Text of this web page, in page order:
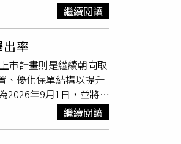
兩年間，自己嘗試不
trust my gut〉，分享
目想唱這首歌，特地
主持人嗎？」為題發
台最紅的哥哥或姐姐，
真正達到「國民級」知
及度極高，是眾人心
」。除了水蜜桃姐姐
孩童成長。另外也有少
琶姐姐放在哪」。 在
繼續閱讀
率
市計畫則是繼續朝向取
、優化保單結構以提升
2026年9月1日，並將依
保單，鼓勵保戶健走健
邦人壽、國泰人壽與南
、台股屢創新高，加
繼續閱讀